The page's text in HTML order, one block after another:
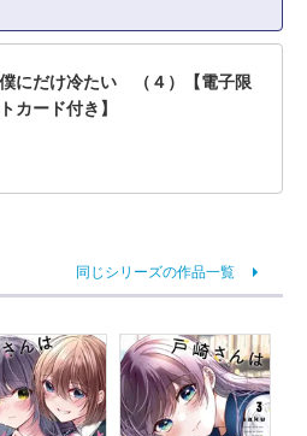
にだけ冷たい （４）【電子限
カード付き】
同じシリーズの作品一覧